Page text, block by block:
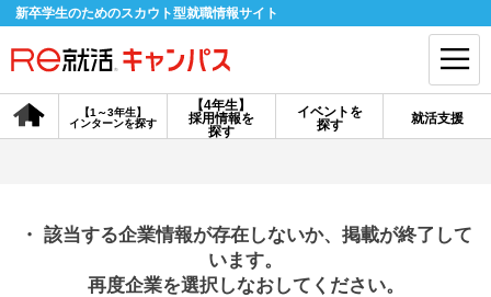
新卒学生のためのスカウト型就職情報サイト
【4年生】
採用情報を
探す
【1～3年生】
インターンを探す
イベントを
探す
就活支援
会員登録 ログイン
探す
・ 該当する企業情報が存在しないか、掲載が終了して
います。
再度企業を選択しなおしてください。